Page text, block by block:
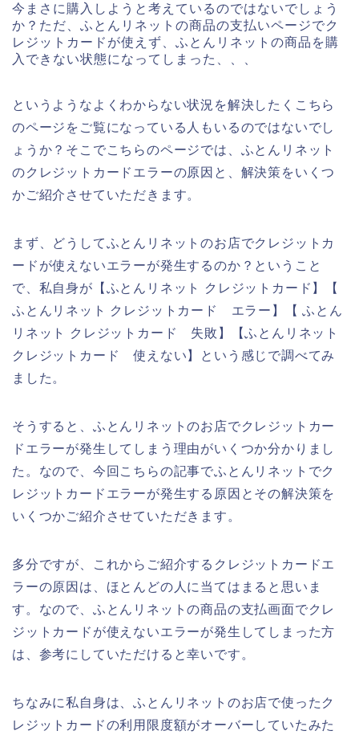
今まさに購入しようと考えているのではないでしょう
か？ただ、ふとんリネットの商品の支払いページでク
レジットカードが使えず、ふとんリネットの商品を購
入できない状態になってしまった、、、
というようなよくわからない状況を解決したくこちら
のページをご覧になっている人もいるのではないでし
ょうか？そこでこちらのページでは、ふとんリネット
のクレジットカードエラーの原因と、解決策をいくつ
かご紹介させていただきます。
まず、どうしてふとんリネットのお店でクレジットカ
ードが使えないエラーが発生するのか？ということ
で、私自身が【ふとんリネット クレジットカード】【
ふとんリネット クレジットカード エラー】【 ふとん
リネット クレジットカード 失敗】【ふとんリネット
クレジットカード 使えない】という感じで調べてみ
ました。
そうすると、ふとんリネットのお店でクレジットカー
ドエラーが発生してしまう理由がいくつか分かりまし
た。なので、今回こちらの記事でふとんリネットでク
レジットカードエラーが発生する原因とその解決策を
いくつかご紹介させていただきます。
多分ですが、これからご紹介するクレジットカードエ
ラーの原因は、ほとんどの人に当てはまると思いま
す。なので、ふとんリネットの商品の支払画面でクレ
ジットカードが使えないエラーが発生してしまった方
は、参考にしていただけると幸いです。
ちなみに私自身は、ふとんリネットのお店で使ったク
レジットカードの利用限度額がオーバーしていたみた